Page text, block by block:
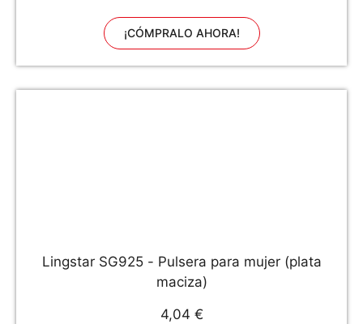
¡CÓMPRALO AHORA!
Lingstar SG925 - Pulsera para mujer (plata
maciza)
4,04 €